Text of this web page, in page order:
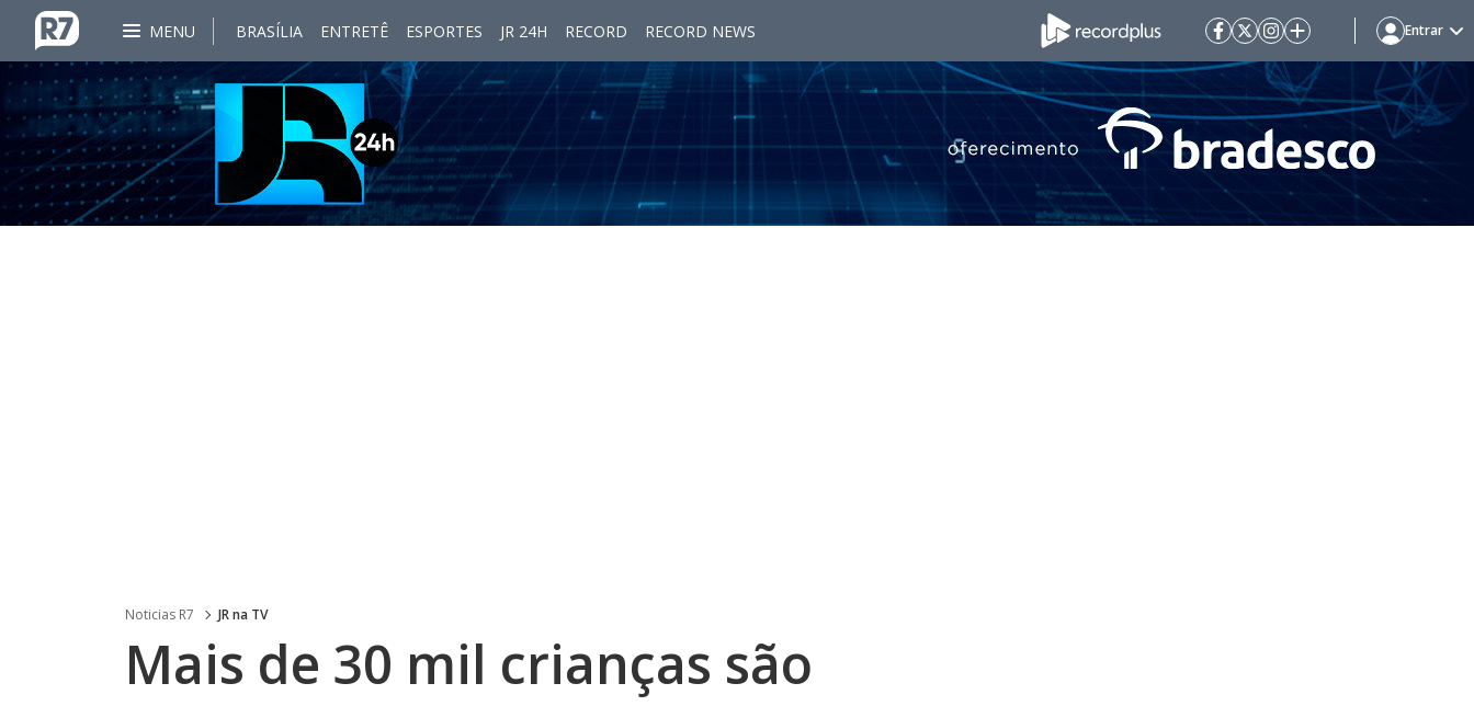
MENU BRASÍLIA ENTRETÊ ESPORTES JR 24H RECORD RECORD NEWS Entrar
Noticias R7 JR na TV
Mais de 30 mil crianças são